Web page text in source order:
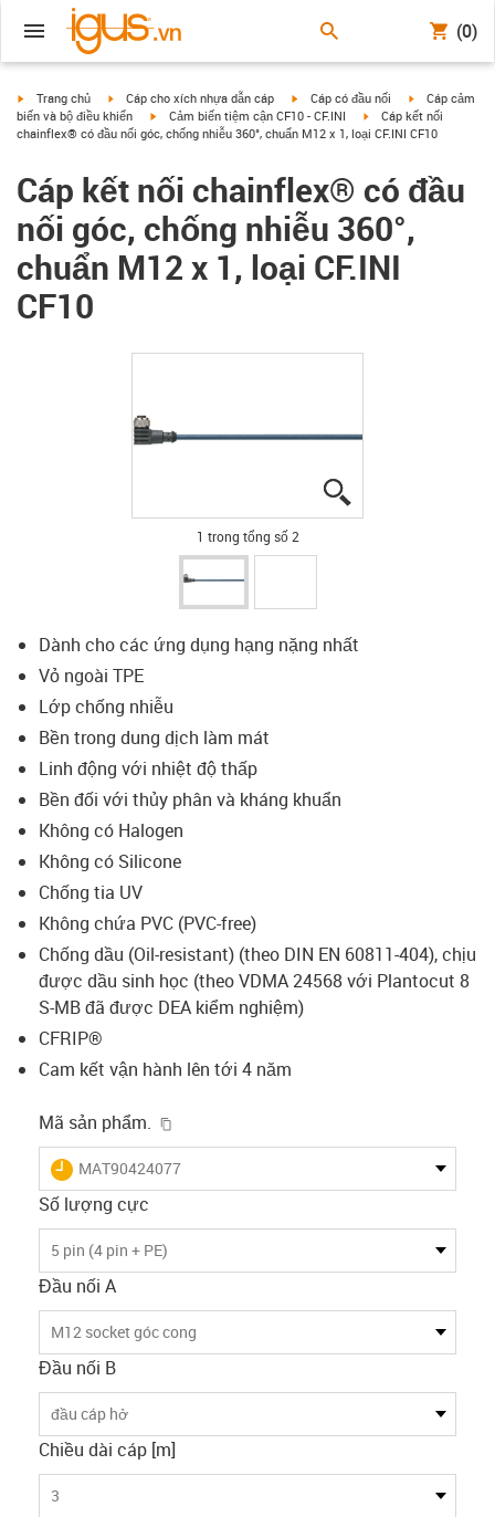
(0)
igus-icon-arrow-right
Trang chủ igus-icon-arrow-right
Cáp cho xích nhựa dẫn cáp igus-icon-arrow-right
Cáp có đầu nối igus-icon-
Cáp cảm
biến và bộ điều khiển
igus-icon-arrow-right
Cảm biến tiệm cận CF10 - CF.INI igus-icon-arrow-right
Cáp kết nối
chainflex® có đầu nối góc, chống nhiễu 360°, chuẩn M12 x 1, loại CF.INI CF10
Cáp kết nối chainflex® có đầu
nối góc, chống nhiễu 360°,
chuẩn M12 x 1, loại CF.INI
CF10
1 trong tổng số 2
Dành cho các ứng dụng hạng nặng nhất
Vỏ ngoài TPE
Lớp chống nhiễu
Bền trong dung dịch làm mát
Linh động với nhiệt độ thấp
Bền đối với thủy phân và kháng khuẩn
Không có Halogen
Không có Silicone
Chống tia UV
Không chứa PVC (PVC-free)
Chống dầu (Oil-resistant) (theo DIN EN 60811-404), chịu
được dầu sinh học (theo VDMA 24568 với Plantocut 8
S-MB đã được DEA kiểm nghiệm)
CFRIP®
Cam kết vận hành lên tới 4 năm
Mã sản phẩm.
igus-icon-lieferzeit
MAT90424077
Số lượng cực
5 pin (4 pin + PE)
Đầu nối A
M12 socket góc cong
Đầu nối B
đầu cáp hở
Chiều dài cáp [m]
3